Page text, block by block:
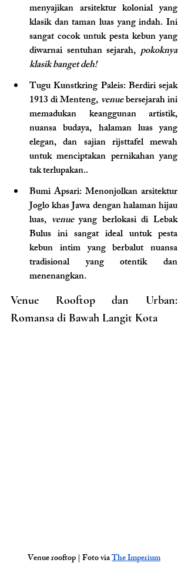
menyajikan arsitektur kolonial yang
klasik dan taman luas yang indah. Ini
sangat cocok untuk pesta kebun yang
diwarnai sentuhan sejarah, pokoknya
klasik banget deh!
Tugu Kunstkring Paleis: Berdiri sejak
1913 di Menteng, venue bersejarah ini
memadukan keanggunan artistik,
nuansa budaya, halaman luas yang
elegan, dan sajian rijsttafel mewah
untuk menciptakan pernikahan yang
tak terlupakan..
Bumi Apsari: Menonjolkan arsitektur
Joglo khas Jawa dengan halaman hijau
luas, venue yang berlokasi di Lebak
Bulus ini sangat ideal untuk pesta
kebun intim yang berbalut nuansa
tradisional yang otentik dan
menenangkan.
Venue Rooftop dan Urban:
Romansa di Bawah Langit Kota
Venue rooftop | Foto via The Imperium